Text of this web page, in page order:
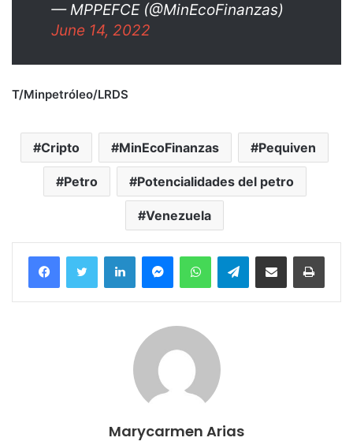
— MPPEFCE (@MinEcoFinanzas)
June 14, 2022
T/Minpetróleo/LRDS
Cripto MinEcoFinanzas Pequiven
Petro Potencialidades del petro
Venezuela
FacebookTwitter LinkedInMessengerWhatsAppTelegramCompartir por correo electrónico
Marycarmen Arias